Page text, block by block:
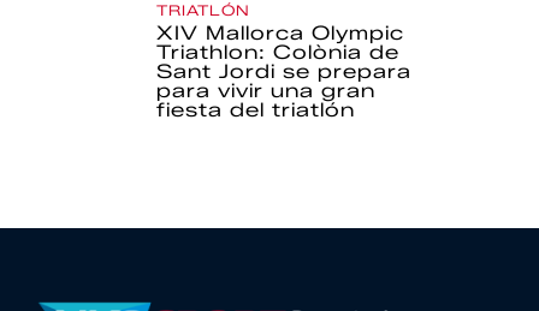
TRIATLÓN
XIV Mallorca Olympic
Triathlon: Colònia de
Sant Jordi se prepara
para vivir una gran
fiesta del triatlón